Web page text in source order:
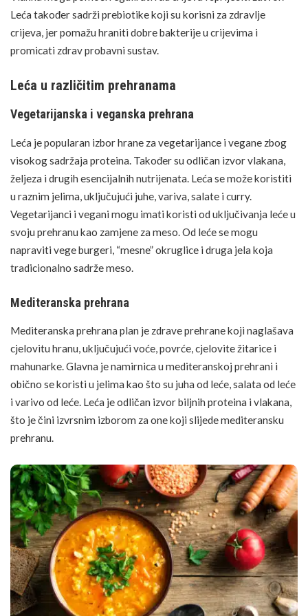
Leća također sadrži prebiotike koji su korisni za zdravlje
crijeva, jer pomažu hraniti dobre bakterije u crijevima i
promicati zdrav probavni sustav.
Leća u različitim prehranama
Vegetarijanska i veganska prehrana
Leća je popularan izbor hrane za vegetarijance i vegane zbog
visokog sadržaja proteina. Također su odličan izvor vlakana,
željeza i drugih esencijalnih nutrijenata. Leća se može koristiti
u raznim jelima, uključujući juhe, variva, salate i curry.
Vegetarijanci i vegani mogu imati koristi od uključivanja leće u
svoju prehranu kao zamjene za meso. Od leće se mogu
napraviti vege burgeri, “mesne” okruglice i druga jela koja
tradicionalno sadrže meso.
Mediteranska prehrana
Mediteranska prehrana plan je zdrave prehrane koji naglašava
cjelovitu hranu, uključujući voće,povrće, cjelovitežitarice i
mahunarke. Glavna je namirnica u mediteranskoj prehrani i
obično se koristi u jelima kao što su juha od leće, salata od leće
i varivo od leće. Leća je odličan izvor biljnih proteina i vlakana,
što je čini izvrsnim izborom za one koji slijede mediteransku
prehranu.